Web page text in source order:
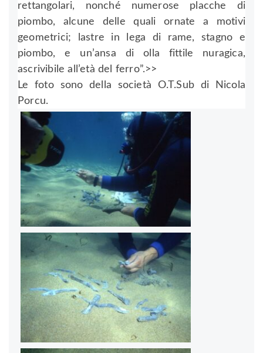
rettangolari, nonché numerose placche di
piombo, alcune delle quali ornate a motivi
geometrici; lastre in lega di rame, stagno e
piombo, e un’ansa di olla fittile nuragica,
ascrivibile all’età del ferro”.>>
Le foto sono della società O.T.Sub di Nicola
Porcu.